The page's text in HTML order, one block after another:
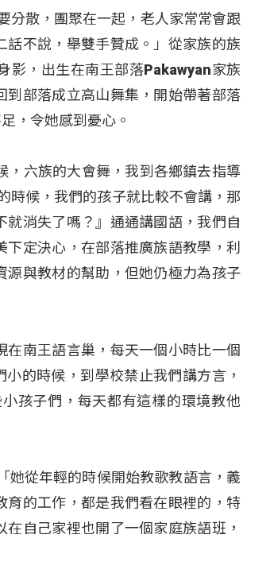
分散，團聚在一起，老人家常常會跟
不說，舉雙手贊成。」從家族的族
影，出生在南王部落Pakawyan家族
到部落成立高山舞集，開始帶著部落
，令她感到憂心。
，六族的大會舞，我到各鄉鎮去指導
時候，我們的孩子就比較不會講，那
消失了嗎？』通通講國語，我們自
定決心，在部落推廣族語教學，利
源與教材的幫助，但她仍極力為孩子
南王語言巢，每天一個小時比一個
的時候，到學校禁止我們講方言，
孩子們，每天都有這樣的環境教他
她從年輕的時候開始教歌教語言，義
的工作，都是我們看在眼裡的，特
自己家裡也開了一個家庭族語班，